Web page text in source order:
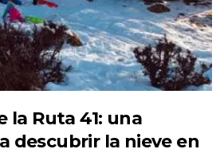
la Ruta 41: una
descubrir la nieve en